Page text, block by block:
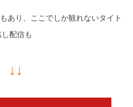
あり、ここでしか観れないタイト
配信も
↓↓